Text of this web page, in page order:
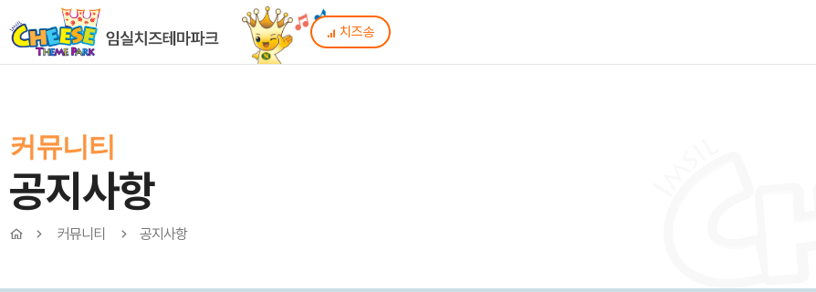
치즈송
커뮤니티
공지사항
커뮤니티 공지사항